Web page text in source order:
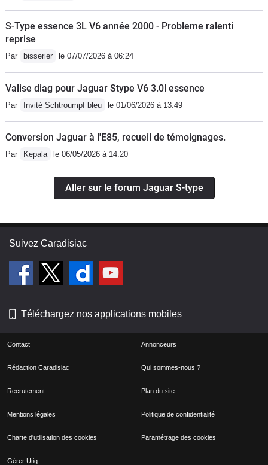
S-Type essence 3L V6 année 2000 - Probleme ralenti
reprise
Par bisserier le 07/07/2026 à 06:24
Valise diag pour Jaguar Stype V6 3.0l essence
Par Invité Schtroumpf bleu le 01/06/2026 à 13:49
Conversion Jaguar à l'E85, recueil de témoignages.
Par Kepala le 06/05/2026 à 14:20
Aller sur le forum Jaguar S-type
Suivez Caradisiac
Téléchargez nos applications mobiles
Contact Annonceurs
Rédaction Caradisiac Qui sommes-nous ?
Recrutement Plan du site
Mentions légales Politique de confidentialité
Charte d'utilisation des cookies Paramétrage des cookies
Gérer Utiq